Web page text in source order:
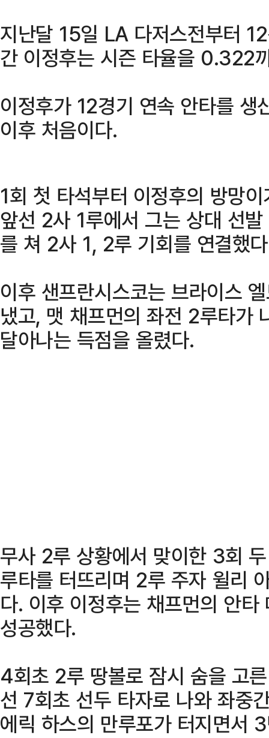
지난달 15일 LA 다저스전부터
간 이정후는 시즌 타율을 0.322
이정후가 12경기 연속 안타를
이후 처음이다.
1회 첫 타석부터 이정후의 방망
앞선 2사 1루에서 그는 상대 선
를 쳐 2사 1, 2루 기회를 연결했
이후 샌프란시스코는 브라이스
냈고, 맷 채프먼의 좌전 2루타가
달아나는 득점을 올렸다.
무사 2루 상황에서 맞이한 3회
루타를 터뜨리며 2루 주자 윌리
다. 이후 이정후는 채프먼의 안
성공했다.
4회초 2루 땅볼로 잠시 숨을 고
선 7회초 선두 타자로 나와 좌중
에릭 하스의 만루포가 터지면서